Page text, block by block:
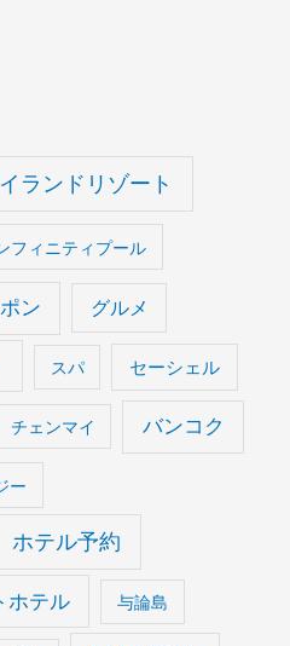
ランドリゾート
フィニティプール
ン グルメ
スパ セーシェル
チェンマイ バンコク
ー
ホテル予約
ホテル 与論島